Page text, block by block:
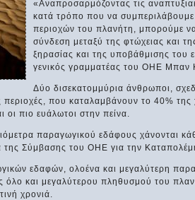
«Αναπροσαρμόζοντας τις
κατά τρόπο που να
περιοχών του πλανήτη, μπορούμε
σύνδεση μεταξύ της φτώχειας και
ξηρασίας και της υποβάθμισης του
γενικός γραμματέας του ΟΗΕ Μπαν
Δύο δισεκατομμύρια άνθρωποι,
που καταλαμβάνουν το 40% της
οι πιο ευάλωτοι στην πείνα.
παραγωγικού εδάφους χάνονται
της Σύμβασης του ΟΗΕ για την
εδαφών, ολοένα και μεγαλύτερη
όλο και μεγαλύτερου πληθυσμού του
χρονιά.